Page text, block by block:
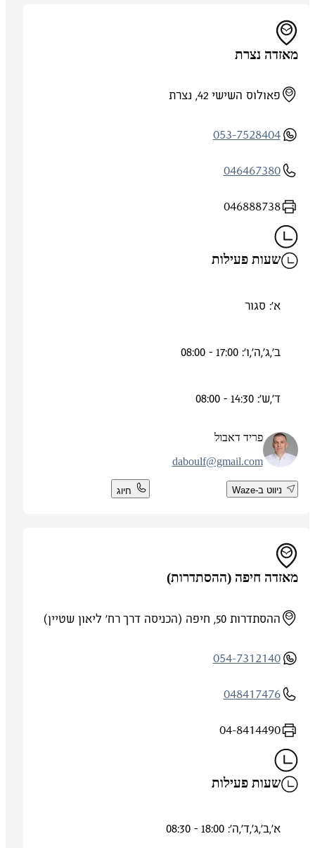
מאזדה נצרת
פאולוס השישי 42, נצרת
053-7528404
046467380
046888738
שעות פעילות
א': סגור
ב',ג',ה',ו': 17:00 - 08:00
ד',ש': 14:30 - 08:00
פריד דאבול
daboulf@gmail.com
ניווט ב-Waze חיוג
מאזדה חיפה (ההסתדרות)
ההסתדרות 50, חיפה (הכניסה דרך רח' ליאון שטיין)
054-7312140
048417476
04-8414490
שעות פעילות
א',ב',ג',ד',ה': 18:00 - 08:30